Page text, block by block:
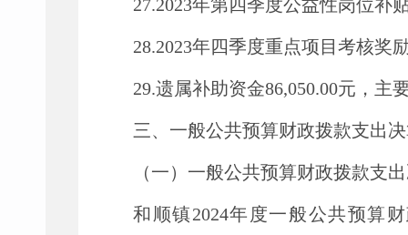
27.2023年第四季度公益性岗位补
28.2023年四季度重点项目考核奖
29.遗属补助资金86,050.00元，主
三、一般公共预算财政拨款支出
（一）一般公共预算财政拨款支
和顺镇2024年度一般公共预算